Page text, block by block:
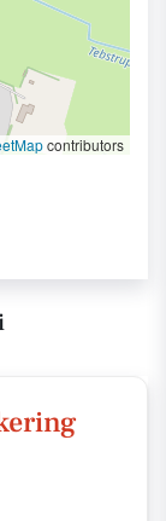
contributors